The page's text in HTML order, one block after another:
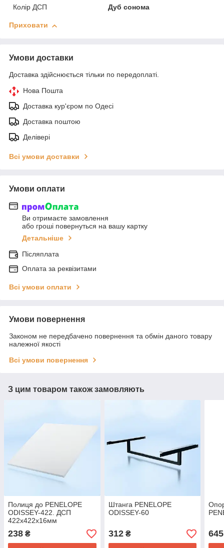
Колір ДСП
Дуб сонома
Приховати
Умови доставки
Доставка здійснюється тільки по передоплаті.
Нова Пошта
Доставка кур'єром по Одесі
Доставка поштою
Делівері
Всі умови доставки
Умови оплати
Ви отримаєте замовлення
або гроші повернуться на вашу картку
Детальніше
Післяплата
Оплата за реквізитами
Всі умови оплати
Умови повернення
Законом не передбачено повернення та обмін даного товару
належної якості
Всі умови повернення
З цим товаром також замовляють
Полиця до PENELOPE
ODISSEY-422. ДСП
422х422х16мм
238 ₴
Штанга PENELOPE
ODISSEY-60
312₴ 645